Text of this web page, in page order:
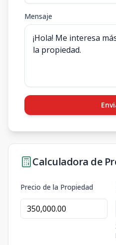
Mensaje
Calculadora de
Precio de la Propiedad